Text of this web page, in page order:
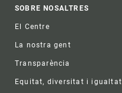
Footer
SOBRE NOSALTRES
El Centre
La nostra gent
Transparència
Equitat, diversitat i igualtat